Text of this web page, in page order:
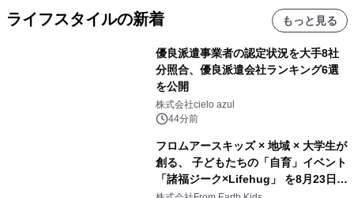
ライフスタイルの新着 もっと見る
優良派遣事業者の認定状況を大手8社
分照合、優良派遣会社ランキング6選
を公開
株式会社cielo azul
44分前
フロムアースキッズ × 地域 × 大学生が
創る、 子どもたちの「自育」イベント
「諸福ジーク×Lifehug」 を8月23日
(日)開催